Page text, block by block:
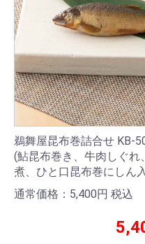
鵜舞屋昆布巻詰合せ KB-
(鮎昆布巻き、牛肉しぐ
煮、ひと口昆布巻にしん
通常価格：5,400円 税込